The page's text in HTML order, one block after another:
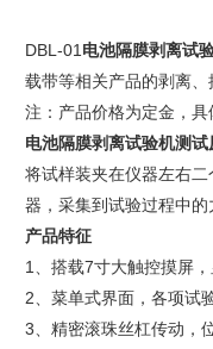
DBL-01 电池隔膜剥离试
载带等相关产品的剥离
注：产品价格为定金，
电池隔膜剥离试验机测试
将试样装夹在仪器左右
器，采集到试验过程中
产品特征
1、搭载7寸大触控摸屏
2、菜单式界面，各项试
3、精密滚珠丝杠传动，